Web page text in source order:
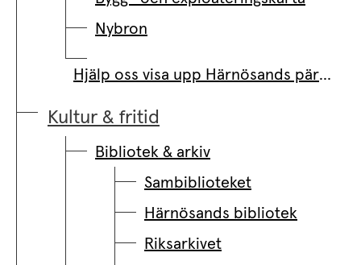
Nybron
Hjälp oss visa upp Härnösands pärlor!
Kultur & fritid
Bibliotek & arkiv
Sambiblioteket
Härnösands bibliotek
Riksarkivet